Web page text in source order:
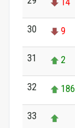
30 9
31 2
32 186
33